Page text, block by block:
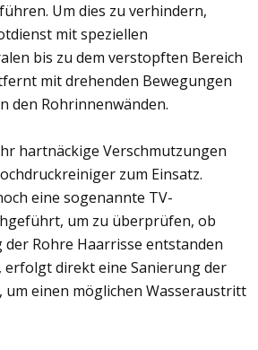
Um dies zu verhindern,
mit speziellen
bis zu dem verstopften Bereich
mit drehenden Bewegungen
den Rohrinnenwänden.
hartnäckige Verschmutzungen
zum Einsatz.
eine sogenannte TV-
um zu überprüfen, ob
der Rohre Haarrisse entstanden
erfolgt direkt eine Sanierung der
um einen möglichen Wasseraustritt